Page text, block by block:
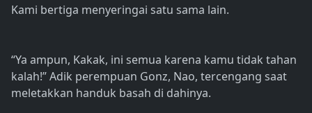
Kami bertiga menyeringai satu sama lain.
“Ya ampun, Kakak, ini semua karena kamu tidak tahan
kalah!” Adik perempuan Gonz, Nao, tercengang saat
meletakkan handuk basah di dahinya.